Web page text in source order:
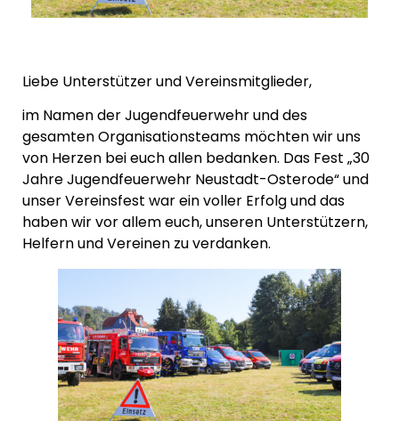
Liebe Unterstützer und Vereinsmitglieder,
im Namen der Jugendfeuerwehr und des
gesamten Organisationsteams möchten wir uns
von Herzen bei euch allen bedanken. Das Fest „30
Jahre Jugendfeuerwehr Neustadt-Osterode“ und
unser Vereinsfest war ein voller Erfolg und das
haben wir vor allem euch, unseren Unterstützern,
Helfern und Vereinen zu verdanken.